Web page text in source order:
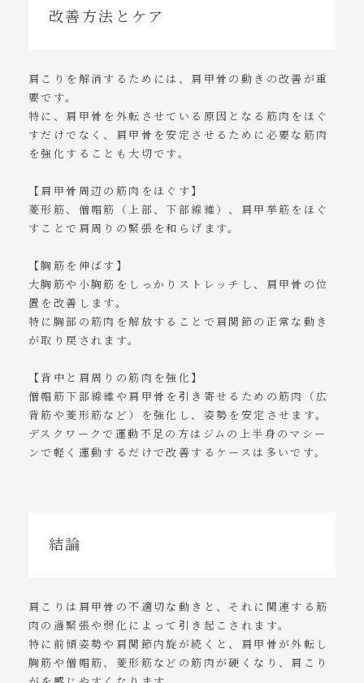
改善方法とケア
肩こりを解消するためには、肩甲骨の動きの改善が重
要です。
特に、肩甲骨を外転させている原因となる筋肉をほぐ
すだけでなく、肩甲骨を安定させるために必要な筋肉
を強化することも大切です。
【肩甲骨周辺の筋肉をほぐす】
菱形筋、僧帽筋（上部、下部線維）、肩甲挙筋をほぐ
すことで肩周りの緊張を和らげます。
【胸筋を伸ばす】
大胸筋や小胸筋をしっかりストレッチし、肩甲骨の位
置を改善します。
特に胸部の筋肉を解放することで肩関節の正常な動き
が取り戻されます。
【背中と肩周りの筋肉を強化】
僧帽筋下部線維や肩甲骨を引き寄せるための筋肉（広
背筋や菱形筋など）を強化し、姿勢を安定させます。
デスクワークで運動不足の方はジムの上半身のマシー
ンで軽く運動するだけで改善するケースは多いです。
結論
肩こりは肩甲骨の不適切な動きと、それに関連する筋
肉の過緊張や弱化によって引き起こされます。
特に前傾姿勢や肩関節内旋が続くと、肩甲骨が外転し
胸筋や僧帽筋、菱形筋などの筋肉が硬くなり、肩こり